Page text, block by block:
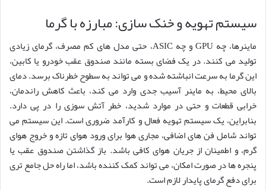
سیستم تهویه و خنک سازی: مبارزه با گرما
ماینرها، چه GPU و چه ASIC، حتی مدل های کم مصرف، گرمای زیادی
تولید می کنند. در یک فضای بسته مانند صندوق عقب خودرو یا کابین،
این گرما به سرعت انباشته شده و می تواند به سطوح خطرناک برسد. دمای
بالای محیط، به ماینر آسیب جدی وارد می کند، باعث کاهش راندمان،
خرابی قطعات و حتی در موارد شدید، خطر آتش سوزی را در پی دارد.
بنابراین، یک سیستم تهویه فعال و کارآمد ضروری است. این سیستم می
تواند شامل فن های اضافی، مجاری هوا برای ورود هوای تازه و خروج هوای
گرم، و اطمینان از جریان هوای کافی باشد. باز گذاشتن صندوق عقب یا
پنجره ها در صورت امکان، می تواند کمک کننده باشد، اما راه حل جامع تری
برای دفع گرمای پایدار لازم است.